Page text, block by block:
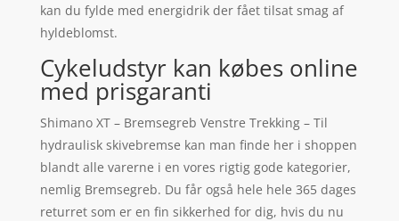
kan du fylde med energidrik der fået tilsat smag af
hyldeblomst.
Cykeludstyr kan købes online
med prisgaranti
Shimano XT – Bremsegreb Venstre Trekking – Til
hydraulisk skivebremse kan man finde her i shoppen
blandt alle varerne i en vores rigtig gode kategorier,
nemlig Bremsegreb. Du får også hele hele 365 dages
returret som er en fin sikkerhed for dig, hvis du nu